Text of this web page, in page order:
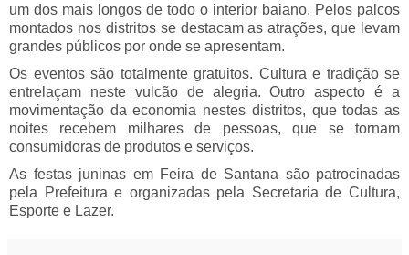
um dos mais longos de todo o interior baiano. Pelos palcos
montados nos distritos se destacam as atrações, que levam
grandes públicos por onde se apresentam.
Os eventos são totalmente gratuitos. Cultura e tradição se
entrelaçam neste vulcão de alegria. Outro aspecto é a
movimentação da economia nestes distritos, que todas as
noites recebem milhares de pessoas, que se tornam
consumidoras de produtos e serviços.
As festas juninas em Feira de Santana são patrocinadas
pela Prefeitura e organizadas pela Secretaria de Cultura,
Esporte e Lazer.